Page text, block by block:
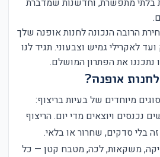
בלתי מתפשרת, וחדשנות שמדברת
הרובה הנכונה לחנות אופנה שלך
לאקרילי גמיש וצבעוני. תגיד לנו
נתכננו את הפתרון המושלם.
אופנה?
מיוחדים של בעיות בריצוף:
נכנסים ויוצאים מדי יום. הריצוף
בלי סדקים, שחרור או בלאי.
משקאות, לכה, מטבח קטן — כל